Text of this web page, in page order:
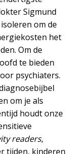
Sigmund
om de
het
Om de
te bieden
psychiaters.
om je als
houdt onze
readers,
tijden, kinderen